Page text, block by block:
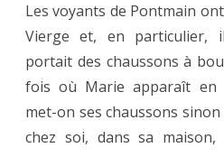
Les voyants de Pontmain
Vierge et, en particulier,
portait des chaussons à
fois où Marie apparaît en
met-on ses chaussons
chez soi, dans sa